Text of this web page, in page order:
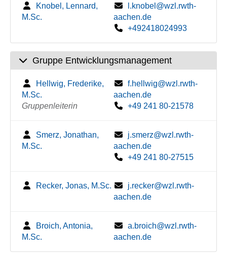
Knobel, Lennard,
M.Sc.
l.knobel@wzl.rwth-
aachen.de
+492418024993
Gruppe Entwicklungsmanagement
Hellwig, Frederike,
M.Sc.
Gruppenleiterin
f.hellwig@wzl.rwth-
aachen.de
+49 241 80-21578
Smerz, Jonathan,
M.Sc.
j.smerz@wzl.rwth-
aachen.de
+49 241 80-27515
Recker, Jonas, M.Sc.
j.recker@wzl.rwth-
aachen.de
Broich, Antonia,
M.Sc.
a.broich@wzl.rwth-
aachen.de